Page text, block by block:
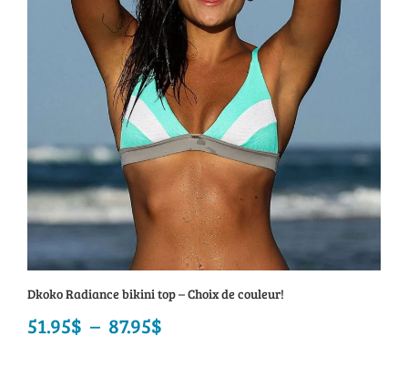
48.95$
Dkoko Radiance bikini top – Choix de couleur!
51.95$ – 87.95$